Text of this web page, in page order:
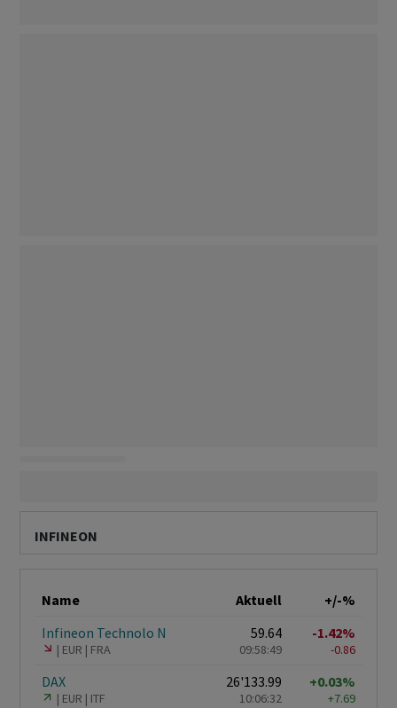
INFINEON
Name Aktuell
+/-%
Infineon Technolo N
EUR FRA
59.64
09:58:49
-1.42%
-0.86
DAX
EUR ITF
26'133.99
10:06:32
+0.03%
+7.69